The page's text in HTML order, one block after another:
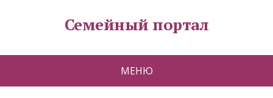
Семейный портал
МЕНЮ